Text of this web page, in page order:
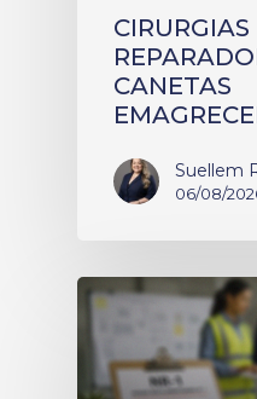
CIRURGIAS
CANETAS
Suellem
06/08/